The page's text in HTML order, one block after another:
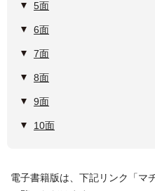
5面
6面
7面
8面
9面
10面
電子書籍版は、下記リンク「マ